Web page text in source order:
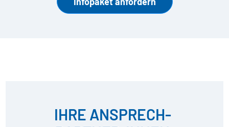
IHRE ANSPRECH­